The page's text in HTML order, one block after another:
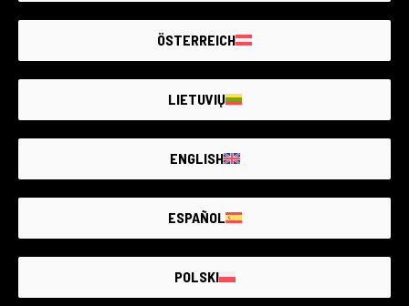
LE PLUS GRAND MARCHÉ DE
MATÉRIEL PHOTOD’OCCASION
GARANTIEJUSQU’À4 ANS
OCCASIONS AVEC GARANTIE
PROJETS
ÖSTERREICH
LIETUVIŲ
ENGLISH
ESPAÑOL
POLSKI